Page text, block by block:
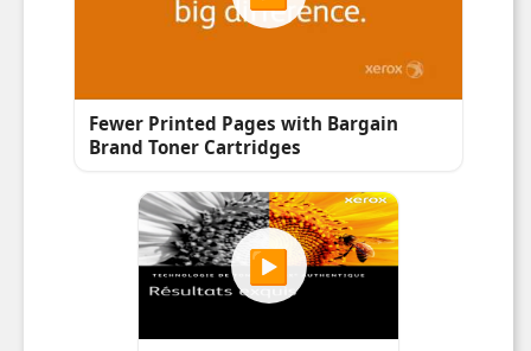
▶
How to Avoid Counterfeit Printer
Supplies